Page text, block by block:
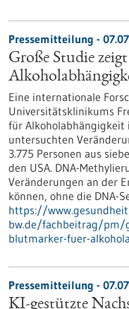
Pressemitteilung -
Große Studie
Eine internationale
Universitätsklinikums
für Alkoholabhängigkeit
untersuchten
3.775 Personen aus
den USA. DNA-
Veränderungen an der
können, ohne die DNA-
https://
bw.de/fachbeitrag/pm/
blutmarker-fuer-
Pressemitteilung -
KI-gestützte